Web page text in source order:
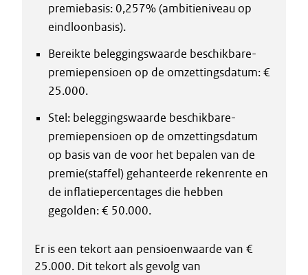
premiebasis: 0,257% (ambitieniveau op
eindloonbasis).
Bereikte beleggingswaarde beschikbare-
premiepensioen op de omzettingsdatum: €
25.000.
Stel: beleggingswaarde beschikbare-
premiepensioen op de omzettingsdatum
op basis van de voor het bepalen van de
premie(staffel) gehanteerde rekenrente en
de inflatiepercentages die hebben
gegolden: € 50.000.
Er is een tekort aan pensioenwaarde van €
25.000. Dit tekort als gevolg van